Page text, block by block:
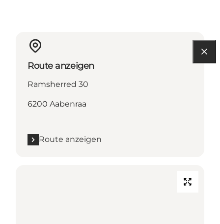
Route anzeigen
Ramsherred 30
6200 Aabenraa
Route anzeigen